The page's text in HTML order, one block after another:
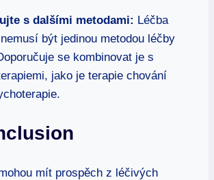
s dalšími metodami: Léčba
být jedinou metodou léčby
se kombinovat je s
jako je terapie chování
mít prospěch z léčivých